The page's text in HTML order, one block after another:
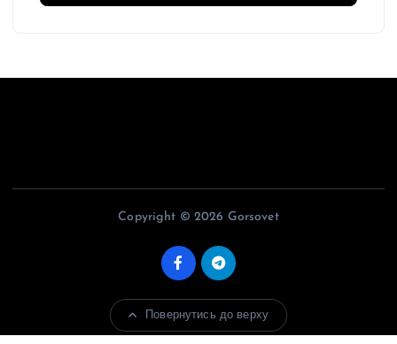
Copyright © 2026 Gorsovet
Повернутись до верху